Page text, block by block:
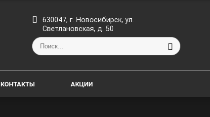
630047, г. Новосибирск, ул.
Светлановская, д. 50
КОНТАКТЫ АКЦИИ